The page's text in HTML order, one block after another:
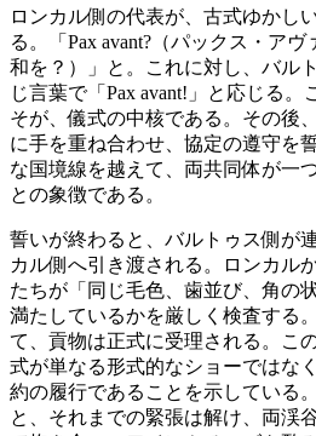
ロンカル側の代表が、古式ゆかし
る。「Pax avant?（パックス・ア
和を？）」と。これに対し、バル
じ言葉で「Pax avant!」と応じる。
そが、儀式の中核である。その後
に手を重ね合わせ、協定の遵守を
な国境線を越えて、両共同体が一
との象徴である。
誓いが終わると、バルトゥス側が
カル側へ引き渡される。ロンカル
たちが「同じ毛色、歯並び、角の
満たしているかを厳しく検査する
て、貢物は正式に受理される。こ
式が単なる形式的なショーではな
約の履行であることを示している
と、それまでの緊張は解け、両渓